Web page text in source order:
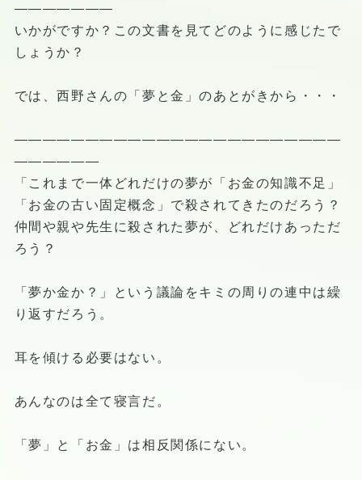
―――――――
いかがですか？この文書を見てどのように感じたで
しょうか？
では、西野さんの「夢と金」のあとがきから・・・
―――――――――――――――――――――――
――――――
「これまで一体どれだけの夢が「お金の知識不足」
「お金の古い固定概念」で殺されてきたのだろう？
仲間や親や先生に殺された夢が、どれだけあっただ
ろう？
「夢か金か？」という議論をキミの周りの連中は繰
り返すだろう。
耳を傾ける必要はない。
あんなのは全て寝言だ。
「夢」と「お金」は相反関係にない。